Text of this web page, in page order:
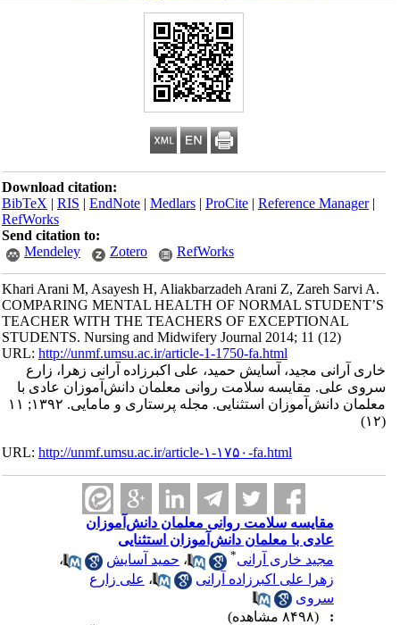
Download citation:
BibTeX|RIS|EndNote|Medlars|ProCite|Reference Manager
RefWorks
Send citation to:
Mendeley
Zotero RefWorks
Khari Arani M, Asayesh H, Aliakbarzadeh Arani Z, Zareh Sarvi A.
COMPARING MENTAL HEALTH OF NORMAL STUDENT’S
TEACHER WITH THE TEACHERS OF EXCEPTIONAL
STUDENTS. Nursing and Midwifery Journal 2014; 11 (12)
URL:http://unmf.umsu.ac.ir/article-1-1750-fa.html
خاری آرانی مجید، آسایش حمید، علی اکبرزاده آرانی زهرا، زارع
سروی علی. مقایسه سلامت روانی معلمان دانش‌آموزان عادی با
معلمان دانش‌آموزان استثنایی. مجله پرستاری و مامایی. ۱۳۹۲; ۱۱
URL:http://unmf.umsu.ac.ir/article-۱-۱۷۵۰-fa.html
مقایسه سلامت روانی معلمان دانش‌آموزان
عادی با معلمان دانش‌آموزان استثنایی
مجید خاری آرانی
،حمید آسایش
،
زهرا علی اکبرزاده آرانی
،علی زارع
سروی